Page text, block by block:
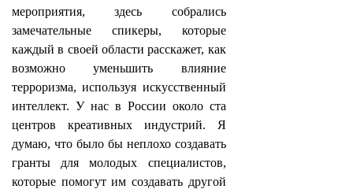
мероприятия, здесь собрались
замечательные спикеры, которые
каждый в своей области расскажет, как
возможно уменьшить влияние
терроризма, используя искусственный
интеллект. У нас в России около ста
центров креативных индустрий. Я
думаю, что было бы неплохо создавать
гранты для молодых специалистов,
которые помогут им создавать другой